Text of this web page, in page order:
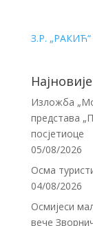
З.Р.
Најновије
Изложба
представа
посјетиоце
05/08/2026
Осма
04/08/2026
Осмијеси
вече